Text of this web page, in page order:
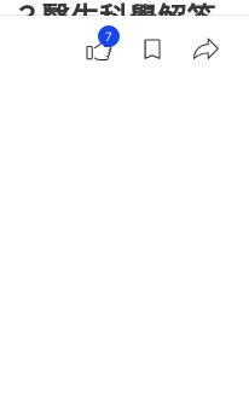
？醫生科學解答
原因
7